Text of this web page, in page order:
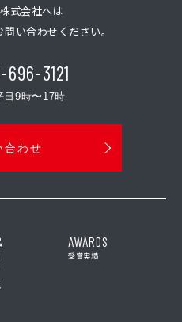
式会社へは
い合わせください。
3121
日9時〜17時
合わせ
AWARDS
受賞実績